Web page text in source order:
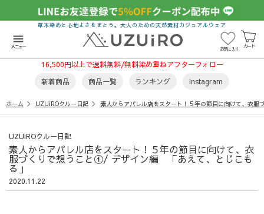
menu
メニュー お気に入り カート
草木染めと心地よさをまとう。大人のための天然素材カジュアルウェア
16,500円以上で送料無料/無料染め重ねアフターフォロー
新着商品
商品一覧 ランキング Instagram
ホーム UZUiROクルー日記 素人からアパレル店をスタート！５年の節目に向けて、衣
UZUiROクルー日記
素人からアパレル店をスタート！５年の節目に向けて、衣
服づくりで想うこと①/ デザイン編 「あえて、とじこも
る」
2020.11.22